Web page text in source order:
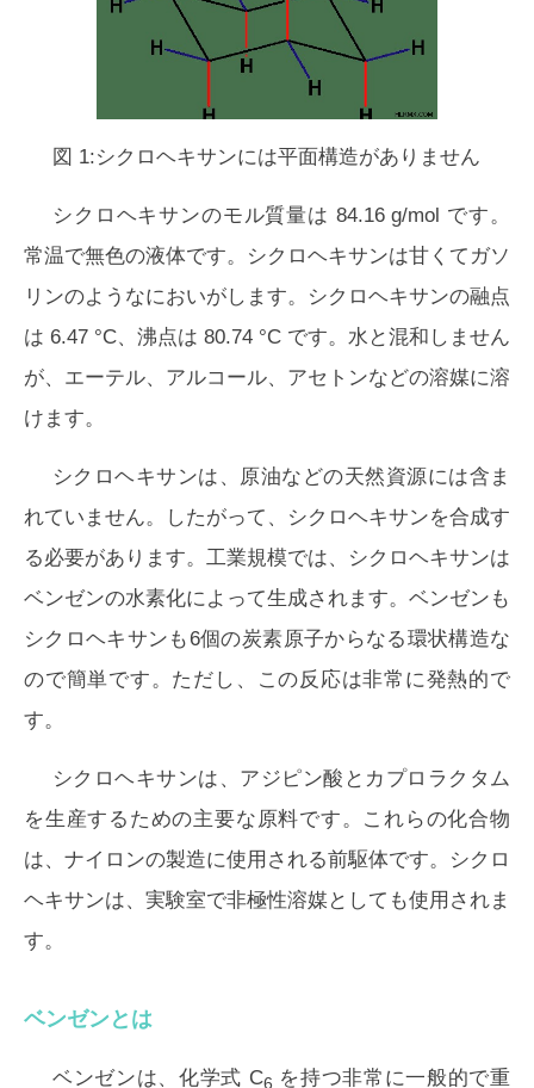
図 1:シクロヘキサンには平面構造がありません
シクロヘキサンのモル質量は 84.16 g/mol です。
常温で無色の液体です。シクロヘキサンは甘くてガソ
リンのようなにおいがします。シクロヘキサンの融点
は 6.47 °C、沸点は 80.74 °C です。水と混和しません
が、エーテル、アルコール、アセトンなどの溶媒に溶
けます。
シクロヘキサンは、原油などの天然資源には含ま
れていません。したがって、シクロヘキサンを合成す
る必要があります。工業規模では、シクロヘキサンは
ベンゼンの水素化によって生成されます。ベンゼンも
シクロヘキサンも6個の炭素原子からなる環状構造な
ので簡単です。ただし、この反応は非常に発熱的で
す。
シクロヘキサンは、アジピン酸とカプロラクタム
を生産するための主要な原料です。これらの化合物
は、ナイロンの製造に使用される前駆体です。シクロ
ヘキサンは、実験室で非極性溶媒としても使用されま
す。
ベンゼンとは
ベンゼンは、化学式 C6 を持つ非常に一般的で重